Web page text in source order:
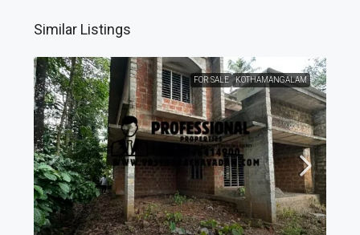
Similar Listings
FOR SALE KOTHAMANGALAM